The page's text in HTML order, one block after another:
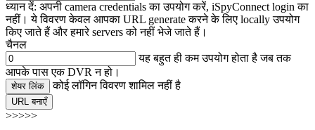
ध्यान दें: अपनी camera credentials का उपयोग करें, iSpyConnect login का
नहीं। ये विवरण केवल आपका URL generate करने के लिए locally उपयोग
किए जाते हैं और हमारे servers को नहीं भेजे जाते हैं।
चैनल
यह बहुत ही कम उपयोग होता है जब तक
आपके पास एक DVR न हो।
शेयर लिंक कोई लॉगिन विवरण शामिल नहीं है
URL बनाएँ
>>>>>